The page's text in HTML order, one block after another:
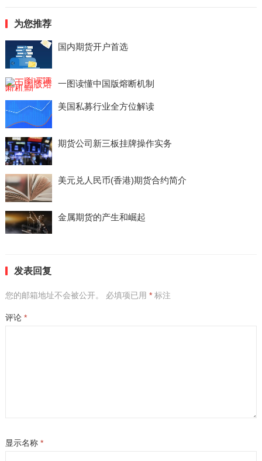
为您推荐
国内期货开户首选
一图读懂中国版熔断机制
美国私募行业全方位解读
期货公司新三板挂牌操作实务
美元兑人民币(香港)期货合约简介
金属期货的产生和崛起
发表回复
您的邮箱地址不会被公开。 必填项已用 *标注
评论 *
显示名称 *